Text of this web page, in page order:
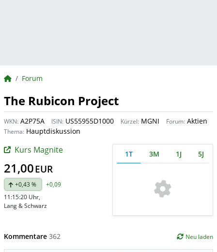
BörsenNEWS.de
Forum
The Rubicon Project
WKN: A2P75A ISIN: US55955D1000 Kürzel: MGNI Forum: Aktien
Thema: Hauptdiskussion
Kurs Magnite
21,00EUR
+0,43 %
+0,09
11:15:20 Uhr,
Lang & Schwarz
1T 3M 1J 5J
Kommentare 362 Neu laden